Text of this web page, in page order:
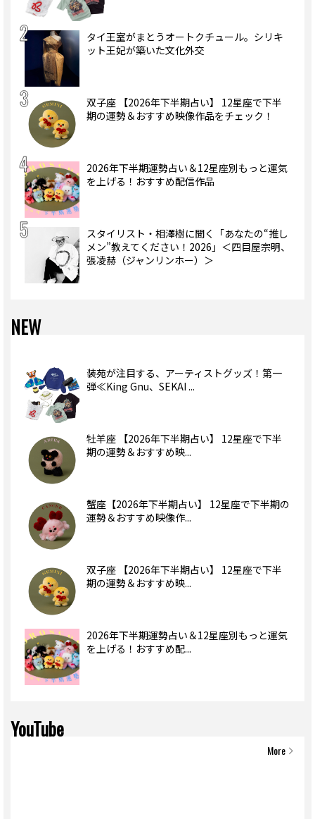
タイ王室がまとうオートクチュール。シリキ
ット王妃が築いた文化外交
双子座 【2026年下半期占い】 12星座で下半
期の運勢＆おすすめ映像作品をチェック！
2026年下半期運勢占い＆12星座別もっと運気
を上げる！おすすめ配信作品
スタイリスト・相澤樹に聞く「あなたの“推し
メン”教えてください！2026」＜四目屋宗明、
張凌赫（ジャンリンホー）＞
NEW
装苑が注目する、アーティストグッズ！第一
弾≪King Gnu、SEKAI ...
牡羊座 【2026年下半期占い】 12星座で下半
期の運勢＆おすすめ映...
蟹座【2026年下半期占い】 12星座で下半期の
運勢＆おすすめ映像作...
双子座 【2026年下半期占い】 12星座で下半
期の運勢＆おすすめ映...
2026年下半期運勢占い＆12星座別もっと運気
を上げる！おすすめ配...
YouTube
More